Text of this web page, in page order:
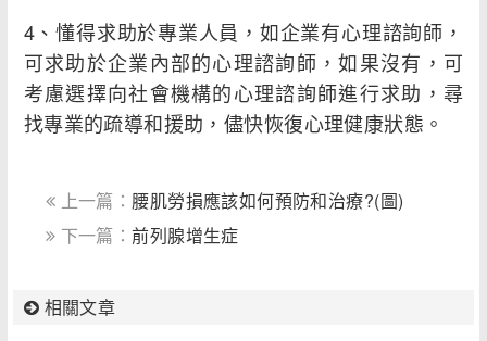
4、懂得求助於專業人員，如企業有心理諮詢師，
可求助於企業內部的心理諮詢師，如果沒有，可
考慮選擇向社會機構的心理諮詢師進行求助，尋
找專業的疏導和援助，儘快恢復心理健康狀態。
上一篇： 腰肌勞損應該如何預防和治療?(圖)
下一篇：前列腺增生症
相關文章